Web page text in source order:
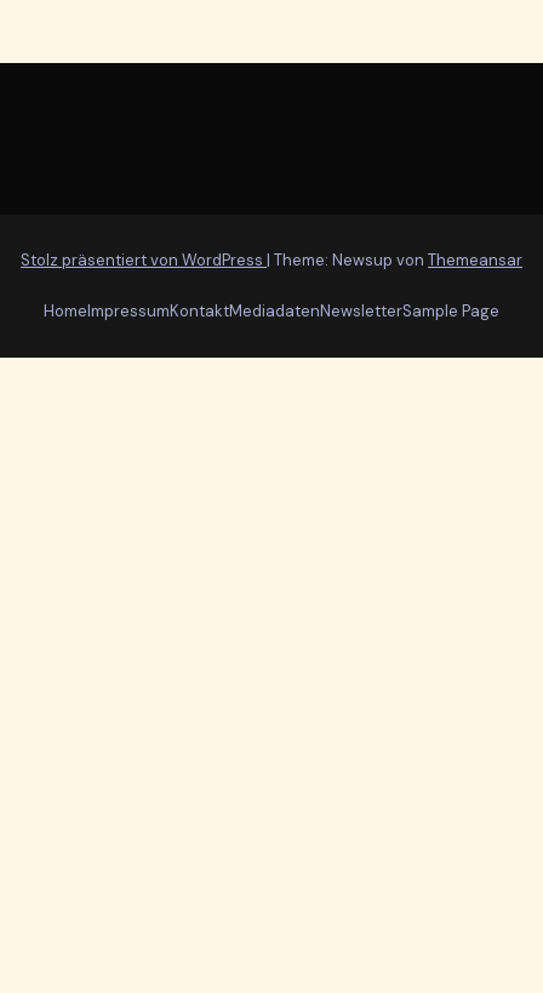
Stolz präsentiert von WordPress | Theme: Newsup von Themeansar
HomeImpressumKontaktMediadatenNewsletterSample Page